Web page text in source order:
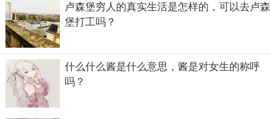
卢森堡穷人的真实生活是怎样的，可以去卢森
堡打工吗？
什么什么酱是什么意思，酱是对女生的称呼
吗？